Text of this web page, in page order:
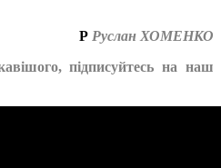
Р Руслан ХОМЕНКО
підписуйтесь на наш